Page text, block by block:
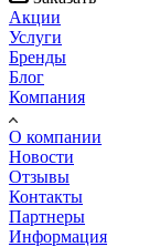
Акции
Услуги
Бренды
Блог
Компания
О компании
Новости
Отзывы
Контакты
Партнеры
Информация